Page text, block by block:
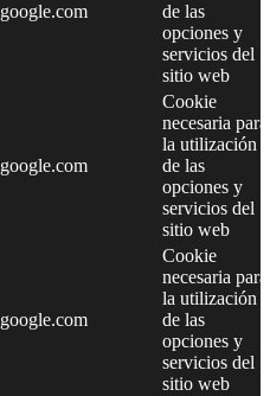
google.com
de las
opciones y
servicios del
sitio web
google.com
Cookie
necesaria para
la utilización
de las
opciones y
servicios del
sitio web
google.com
Cookie
necesaria para
la utilización
de las
opciones y
servicios del
sitio web